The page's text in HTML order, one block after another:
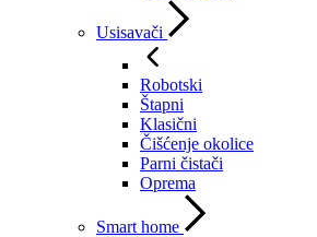
Usisavači
Robotski
Štapni
Klasični
Čišćenje okolice
Parni čistači
Oprema
Smart home